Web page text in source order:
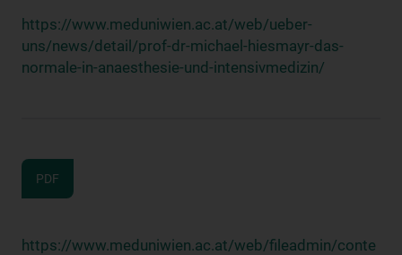
https://www.meduniwien.ac.at/web/ueber-
uns/news/detail/prof-dr-michael-hiesmayr-das-
normale-in-anaesthesie-und-intensivmedizin/
PDF
https://www.meduniwien.ac.at/web/fileadmin/conte